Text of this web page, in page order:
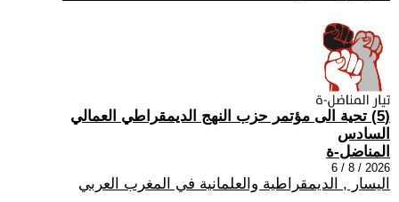
(5) تحية الى مؤتمر حزب النهج الديمقراطي العمالي
السادس
المناضل-ة
2026 / 8 / 6
اليسار , الديمقراطية والعلمانية في المغرب العربي